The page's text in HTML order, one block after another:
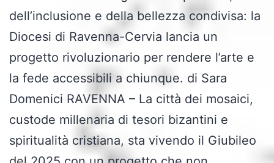
dell’inclusione e della bellezza condivisa: la
Diocesi di Ravenna-Cervia lancia un
progetto rivoluzionario per rendere l’arte e
la fede accessibili a chiunque. di Sara
Domenici RAVENNA – La città dei mosaici,
custode millenaria di tesori bizantini e
spiritualità cristiana, sta vivendo il Giubileo